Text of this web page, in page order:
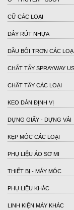
CỮ CÁC LOẠI
DÂY RÚT NHỰA
DẦU BÔI TRƠN CÁC LOẠI
CHẤT TẨY SPRAYWAY
CHẤT TẨY CÁC LOẠI
KEO DÁN ĐỊNH VỊ
DỰNG GIẤY - DỰNG VẢI
KẸP MÓC CÁC LOẠI
PHỤ LIỆU ÁO SƠ MI
THIẾT BỊ - MÁY MÓC
PHỤ LIỆU KHÁC
LINH KIỆN MÁY KHÁC